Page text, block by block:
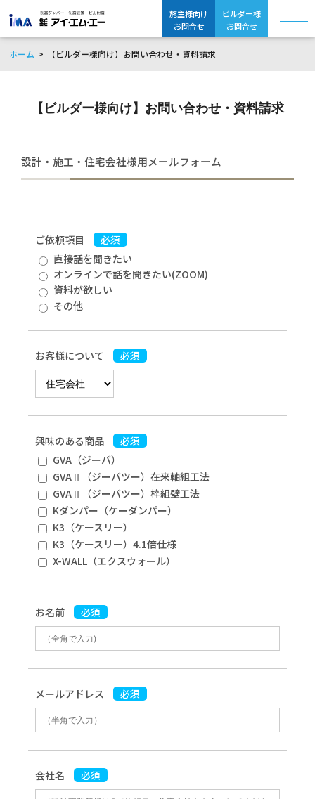
施主様向け
お問合せ
ビルダー様
お問合せ
ホーム 【ビルダー様向け】お問い合わせ・資料請求
【ビルダー様向け】お問い合わせ・資料請求
設計・施工・住宅会社様用メールフォーム
ご依頼項目
必須
直接話を聞きたい
オンラインで話を聞きたい(ZOOM)
資料が欲しい
その他
お客様について 必須
興味のある商品
必須
GVA（ジーバ）
GVAⅡ（ジーバツー）在来軸組工法
GVAⅡ（ジーバツー）枠組壁工法
Kダンパー（ケーダンパー）
K3（ケースリー）
K3（ケースリー）4.1倍仕様
X-WALL（エクスウォール）
お名前 必須
メールアドレス 必須
会社名 必須